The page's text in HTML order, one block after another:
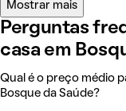
Mostrar mais
Perguntas
casa em
Qual é o preço médio
Bosque da Saúde?